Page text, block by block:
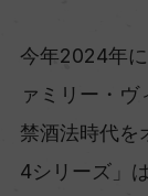
今年2024年
ァミリー・ヴ
禁酒法時代を
4シリーズ」